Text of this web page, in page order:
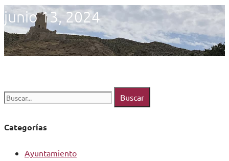
junio 13, 2024
Buscar:
Categorías
Ayuntamiento